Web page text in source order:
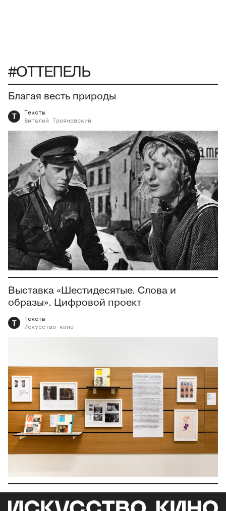
#ОТТЕПЕЛЬ
Благая весть природы
Т
Тексты
Виталий
Трояновский
Выставка «Шестидесятые. Слова и
образы». Цифровой проект
Т
Тексты
Искусство
кино